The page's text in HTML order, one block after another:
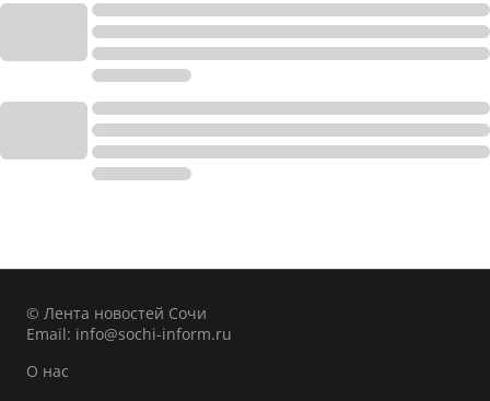
© Лента новостей Сочи
Email: info@sochi-inform.ru
О нас